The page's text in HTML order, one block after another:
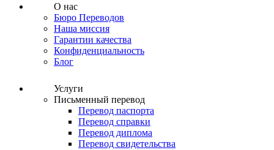
О нас
Бюро Переводов
Наша миссия
Гарантии качества
Конфиденциальность
Блог
Услуги
Письменный перевод
Перевод паспорта
Перевод справки
Перевод диплома
Перевод свидетельства